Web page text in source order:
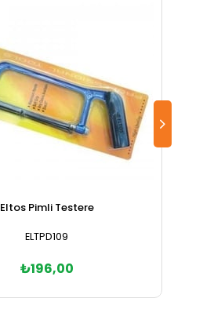
Eltos Pimli Testere
ELTPD109
₺196,00